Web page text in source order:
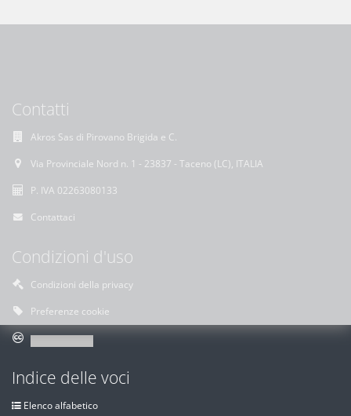
Contatti
Akros Sas di Pirovano Brigida e C.
Via Provinciale Nord n. 1 - 23837 - Taceno (LC), ITALIA
P. IVA 02263080133
Contattaci
Condizioni d'uso
Condizioni della privacy
Preferenze cookie
Indice delle voci
Elenco alfabetico